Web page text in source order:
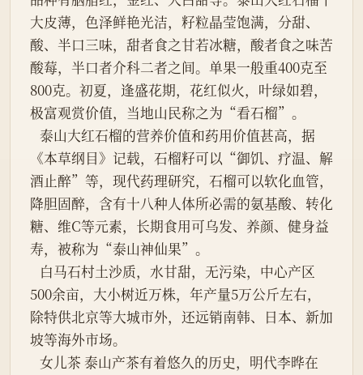
大皮薄，色泽鲜艳光洁，籽粒晶莹饱满，分甜、
酸、半口三味，甜者食之甘若冰糖，酸者食之味苦
酸莓，半口者介科二者之间。单果一般重400克至
800克。初夏，逢盛花期，花红似火，叶绿如碧，
极富观赏价值，当地山民称之为“看石榴”。
《本草纲目》记载，石榴籽可以“御饥、疗温、解
酒止醉”等，现代药理研究，石榴可以软化血管，
降胆固醉，含有十八种人体所必需的氨基酸、转化
糖、维C等元素，长期食用可乌发、养颜、健身益
寿，被称为“泰山神仙果”。
500余亩，大小树近万株，年产量5万公斤左右，
除特供北京等大城市外，还远销南韩、日本、新加
坡等海外市场。